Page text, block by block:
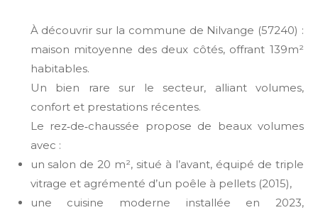
À découvrir sur la commune de Nilvange (57240) :
maison mitoyenne des deux côtés, offrant 139m²
habitables.
Un bien rare sur le secteur, alliant volumes,
confort et prestations récentes.
Le rez‑de‑chaussée propose de beaux volumes
avec :
un salon de 20 m², situé à l’avant, équipé de triple
vitrage et agrémenté d’un poêle à pellets (2015),
une cuisine moderne installée en 2023,